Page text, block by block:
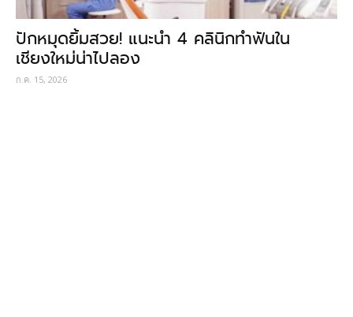
ปักหมุดยิ้มสวย! แนะนำ 4 คลินิกทำฟันใน
เชียงใหม่น่าไปลอง
ก.ค. 15, 2026